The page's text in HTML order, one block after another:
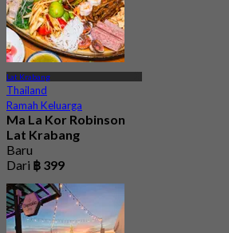
Lat Krabang
Thailand
Ramah Keluarga
Ma La Kor Robinson
Lat Krabang
Baru
Dari ฿ 399